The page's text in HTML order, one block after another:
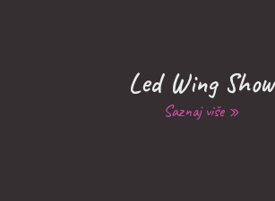
Led Wing Show
Saznaj više »